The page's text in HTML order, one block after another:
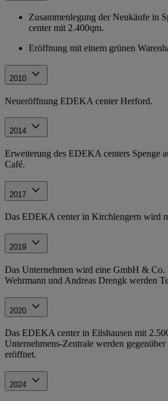
Zusammenlegung der Neukäufe in
center mit 2.400qm.
Eröffnung mit einem grünen
2010
Neueröffnung EDEKA center Herford.
2014
Erweiterung des EDEKA centers Spenge
Café.
2017
Das EDEKA center in Kirchlengern wird
2019
Das Unternehmen wird eine GmbH & Co.
Wehrmann und Andreas Drengk werden
2020
Das EDEKA center in Eilshausen mit
Unternehmens-Zentrale werden gegenüber
eröffnet.
2024